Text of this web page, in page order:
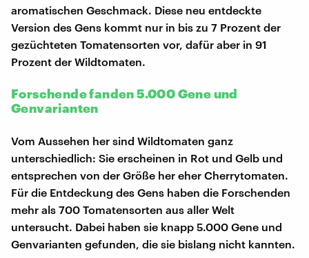
aromatischen Geschmack. Diese neu entdeckte
Version des Gens kommt nur in bis zu 7 Prozent der
gezüchteten Tomatensorten vor, dafür aber in 91
Prozent der Wildtomaten.
Forschende fanden 5.000 Gene und
Genvarianten
Vom Aussehen her sind Wildtomaten ganz
unterschiedlich: Sie erscheinen in Rot und Gelb und
entsprechen von der Größe her eher Cherrytomaten.
Für die Entdeckung des Gens haben die Forschenden
mehr als 700 Tomatensorten aus aller Welt
untersucht. Dabei haben sie knapp 5.000 Gene und
Genvarianten gefunden, die sie bislang nicht kannten.